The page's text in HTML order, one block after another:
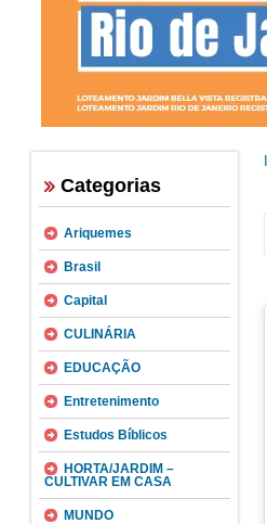
Categorias
Ariquemes
Brasil
Capital
CULINÁRIA
EDUCAÇÃO
Entretenimento
Estudos Bíblicos
HORTA/JARDIM –
CULTIVAR EM CASA
MUNDO